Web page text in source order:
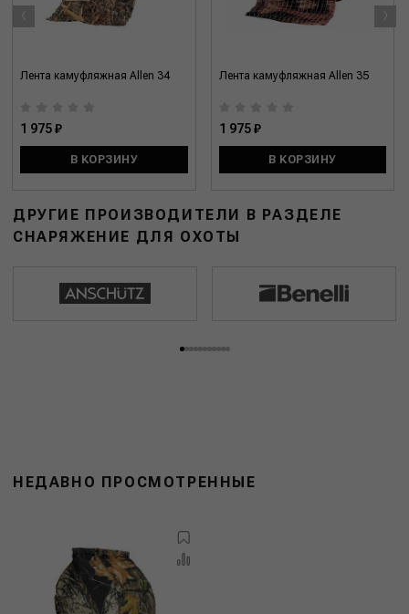
Лента камуфляжная Allen 34
1 975 ₽
В КОРЗИНУ
Лента камуфляжная Allen 35
1 975 ₽
В КОРЗИНУ
‹ ›
ДРУГИЕ ПРОИЗВОДИТЕЛИ В РАЗДЕЛЕ
СНАРЯЖЕНИЕ ДЛЯ ОХОТЫ
НЕДАВНО ПРОСМОТРЕННЫЕ